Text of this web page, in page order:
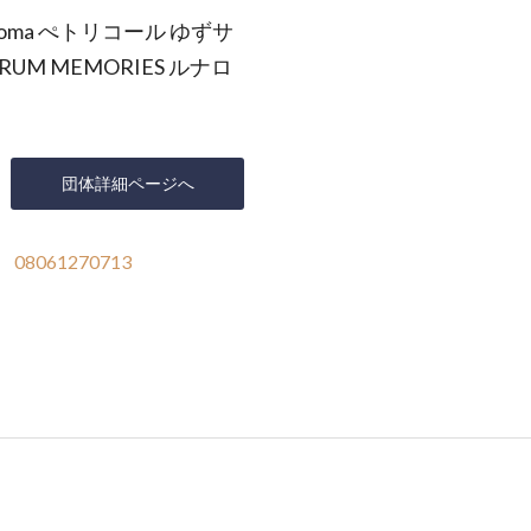
ぺトリコール ゆずサ
MEMORIES ルナロ
団体詳細ページへ
08061270713